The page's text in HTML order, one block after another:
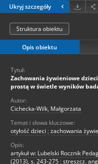
Ukryj szczegóły
Struktura obiektu
Opis obiektu
Tytuł:
Zachowania żywieniowe
prostą w świetle wyników
Autor:
Cichecka-Wilk, Małgorzata
Temat i słowa kluczowe:
otyłość dzieci ; zachowania
Opis:
artykuł w: Lubelski Rocznik
(2013), s. 243-275 ; streszcz.